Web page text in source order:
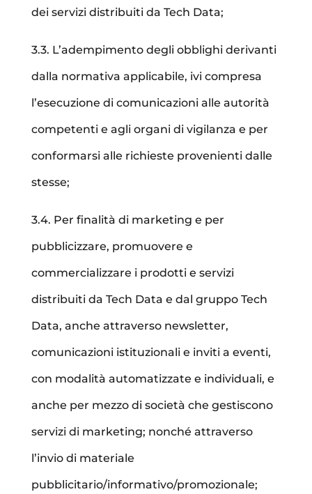
dei servizi distribuiti da Tech Data;
3.3. L’adempimento degli obblighi derivanti
dalla normativa applicabile, ivi compresa
l’esecuzione di comunicazioni alle autorità
competenti e agli organi di vigilanza e per
conformarsi alle richieste provenienti dalle
stesse;
3.4. Per finalità di marketing e per
pubblicizzare, promuovere e
commercializzare i prodotti e servizi
distribuiti da Tech Data e dal gruppo Tech
Data, anche attraverso newsletter,
comunicazioni istituzionali e inviti a eventi,
con modalità automatizzate e individuali, e
anche per mezzo di società che gestiscono
servizi di marketing; nonché attraverso
l’invio di materiale
pubblicitario/informativo/promozionale;